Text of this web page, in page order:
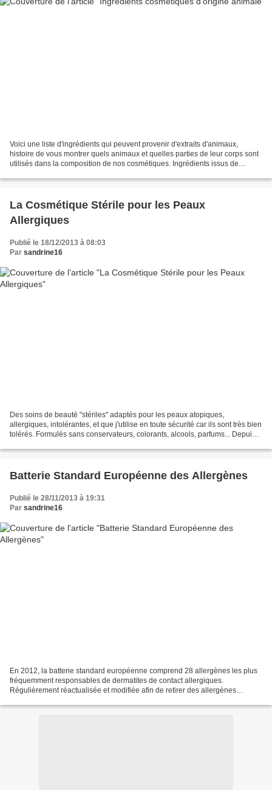
Voici une liste d'ingrédients qui peuvent provenir d'extraits d'animaux,
histoire de vous montrer quels animaux et quelles parties de leur corps sont
utilisés dans la composition de nos cosmétiques. Ingrédients issus de
La Cosmétique Stérile pour les Peaux
Allergiques
Publié le 18/12/2013 à 08:03
Par sandrine16
Des soins de beauté "stériles" adaptés pour les peaux atopiques,
allergiques, intolérantes, et que j'utilise en toute sécurité car ils sont très bien
tolérés. Formulés sans conservateurs, colorants, alcools, parfums... Depuis
Batterie Standard Européenne des Allergènes
Publié le 28/11/2013 à 19:31
Par sandrine16
En 2012, la batterie standard européenne comprend 28 allergènes les plus
fréquemment responsables de dermatites de contact allergiques.
Régulièrement réactualisée et modifiée afin de retirer des allergènes